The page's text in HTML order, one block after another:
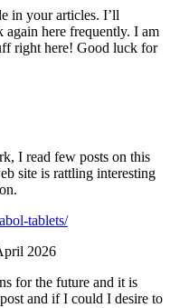
in your articles. I’ll
here frequently. I am
right here! Good luck for
I read few posts on this
site is rattling interesting
tablets/
2026
for the future and it is
and if I could I desire to